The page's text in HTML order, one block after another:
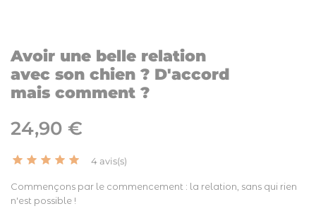
Avoir une belle relation
avec son chien ? D'accord
mais comment ?
24,90 €
4 avis(s)
Commençons par le commencement : la relation, sans qui rien
n'est possible !